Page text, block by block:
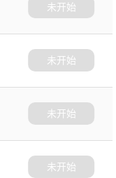
未开始
未开始
未开始
未开始